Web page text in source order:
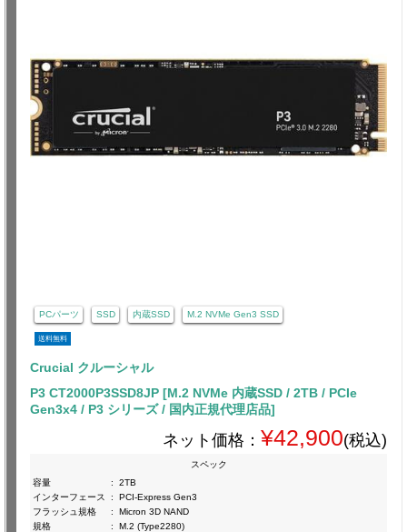
PCパーツ SSD 内蔵SSD M.2 NVMe Gen3 SSD
送料無料
Crucial クルーシャル
P3 CT2000P3SSD8JP [M.2 NVMe 内蔵SSD / 2TB / PCIe
Gen3x4 / P3 シリーズ / 国内正規代理店品]
ネット価格： ¥42,900(税込)
スペック
容量
:
2TB
インターフェース
:
PCI-Express Gen3
フラッシュ規格
:
Micron 3D NAND
規格
:
M.2 (Type2280)